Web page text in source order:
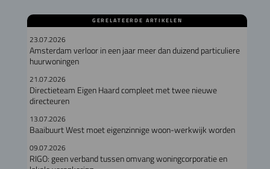
GERELATEERDE ARTIKELEN
23.07.2026
Amsterdam verloor in een jaar meer dan duizend particuliere
huurwoningen
21.07.2026
Directieteam Eigen Haard compleet met twee nieuwe
directeuren
13.07.2026
Baaibuurt West moet eigenzinnige woon-werkwijk worden
09.07.2026
RIGO: geen verband tussen omvang woningcorporatie en